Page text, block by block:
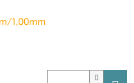
1,00mm